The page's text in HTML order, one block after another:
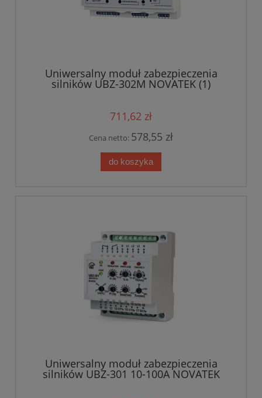
Uniwersalny moduł zabezpieczenia
silników UBZ-302M NOVATEK (1)
711,62 zł
Cena netto: 578,55 zł
do koszyka
Uniwersalny moduł zabezpieczenia
silników UBZ-301 10-100A NOVATEK